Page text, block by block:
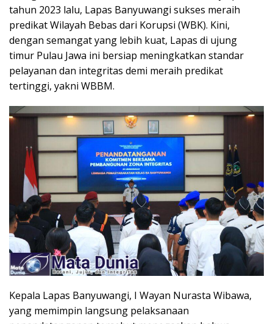
tahun 2023 lalu, Lapas Banyuwangi sukses meraih
predikat Wilayah Bebas dari Korupsi (WBK). Kini,
dengan semangat yang lebih kuat, Lapas di ujung
timur Pulau Jawa ini bersiap meningkatkan standar
pelayanan dan integritas demi meraih predikat
tertinggi, yakni WBBM.
Kepala Lapas Banyuwangi, I Wayan Nurasta Wibawa,
yang memimpin langsung pelaksanaan